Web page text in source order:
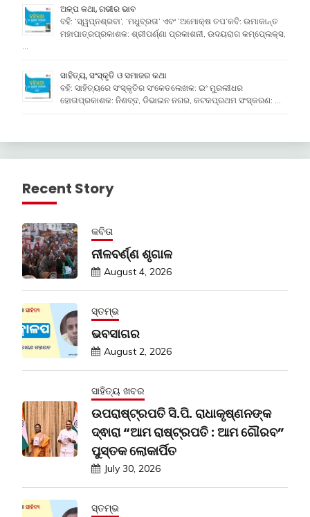
ଅଳ୍ପ କଥା, ଗଭୀର ଭାବ
ବହି: ‘ସ୍ୱପ୍ନଶ୍ରବା’, ‘ମଧୁବ୍ରତା’ ଏବଂ ‘ଅମୋକ୍ଷ ତପ’କବି: ଉମାକାନ୍ତ
ମହାପାତ୍ରପ୍ରକାଶକ: ଶ୍ରୀପର୍ଣ୍ଣା ପ୍ରକାଶନୀ, ଉଦୟରାଗ କମ୍ପେ୍ଲକ୍ସ,
…
ସାହିତ୍ୟ, ସଂସ୍କୃତି ଓ ସମାଜର କଥା
ବହି: ସାହିତ୍ୟରେ ସଂସ୍କୃତିର ସଂକେତଲେଖକ: ଇଂ ମୁରଲୀଧର
ହୋତାପ୍ରକାଶକ: ନିଶବ୍ଦ, ଡିଭାଇନ ନଗର, କଟକପ୍ରଥମ ସଂସ୍କରଣ: …
Recent Story
କବିତା
ନୀଳବର୍ଣ୍ଣ ଶୃଗାଳ
August 4, 2026
ସ୍ତମ୍ଭ
ଭବସାଗର
August 2, 2026
ସାହିତ୍ୟ ଖବର
ଉପରାଷ୍ଟ୍ରପତି ସି.ପି. ରାଧାକୃଷ୍ଣନଙ୍କ
ଦ୍ଵାରା “ଆମ ରାଷ୍ଟ୍ରପତି : ଆମ ଗୌରବ”
ପୁସ୍ତକ ଲୋକାର୍ପିତ
July 30, 2026
ସ୍ତମ୍ଭ